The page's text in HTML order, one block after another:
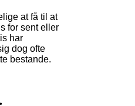
at få til at
for sent eller
har
dog ofte
bestande.